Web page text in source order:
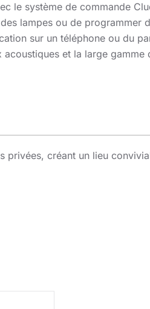
le système de commande
lampes ou de programmer
sur un téléphone ou du
et la large gamme
privées, créant un lieu